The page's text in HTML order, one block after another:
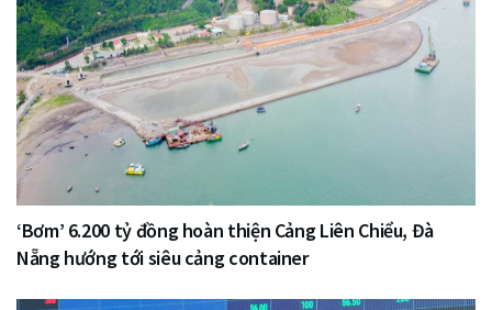
‘Bơm’ 6.200 tỷ đồng hoàn thiện Cảng Liên Chiểu, Đà
Nẵng hướng tới siêu cảng container